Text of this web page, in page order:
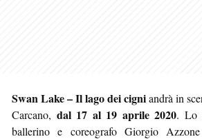
Swan Lake – Il lago dei cigniandrà in
Carcano, dal 17 al 19 aprile 2020. Lo
ballerino e coreografo Giorgio